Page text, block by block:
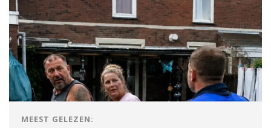
MEEST GELEZEN: